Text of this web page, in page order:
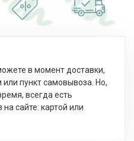
в момент доставки,
или пункт самовывоза. Но,
всегда есть
сайте: картой или